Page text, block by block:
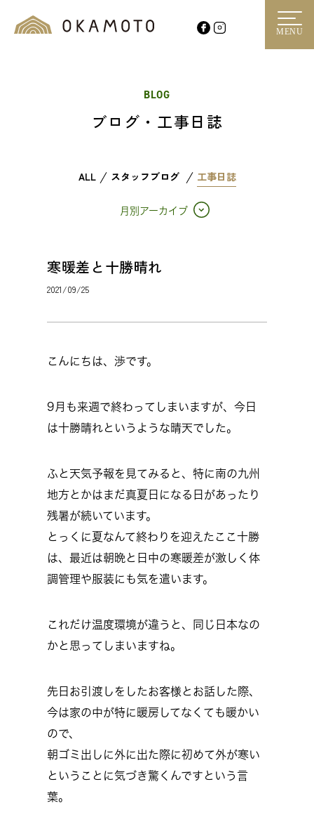
MENU
BLOG
ブログ・工事日誌
ALL スタッフブログ 工事日誌
月別アーカイブ
寒暖差と十勝晴れ
2021/09/25
こんにちは、渉です。
9月も来週で終わってしまいますが、今日
は十勝晴れというような晴天でした。
ふと天気予報を見てみると、特に南の九州
地方とかはまだ真夏日になる日があったり
残暑が続いています。
とっくに夏なんて終わりを迎えたここ十勝
は、最近は朝晩と日中の寒暖差が激しく体
調管理や服装にも気を遣います。
これだけ温度環境が違うと、同じ日本なの
かと思ってしまいますね。
先日お引渡しをしたお客様とお話した際、
今は家の中が特に暖房してなくても暖かい
ので、
朝ゴミ出しに外に出た際に初めて外が寒い
ということに気づき驚くんですという言
葉。